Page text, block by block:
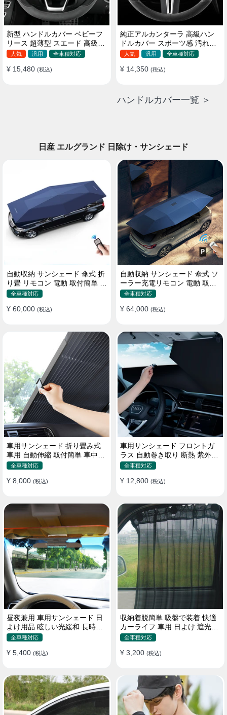
新型 ハンドルカバー ベビーフ
リース 超薄型 スエード 高級感
四季汎用 3色展開 38CM
人気 汎用 全車種対応
¥ 15,480 (税込)
純正アルカンターラ 高級ハン
ドルカバー スポーツ感 汚れ防
止 おしゃれ 全車種対応
人気 汎用 全車種対応
¥ 14,350 (税込)
ハンドルカバー一覧 ＞
日産 エルグランド 日除け・サンシェード
自動収納 サンシェード 傘式 折
り畳 リモコン 電動 取付簡単 汎
用 防風
全車種対応
¥ 60,000 (税込)
自動収納 サンシェード 傘式 ソ
ーラー充電リモコン 電動 取付
簡単 汎用
全車種対応
¥ 64,000 (税込)
車用サンシェード 折り畳み式
車用 自動伸縮 取付簡単 車中泊
紫外線UVカット 仮眠 断熱
全車種対応
¥ 8,000 (税込)
車用サンシェード フロントガ
ラス 自動巻き取り 断熱 紫外線
UVカット 取付収納便利
全車種対応
¥ 12,800 (税込)
昼夜兼用 車用サンシェード 日
よけ用品 眩しい光緩和 長時間
運転 特殊遮光素材
全車種対応
¥ 5,400 (税込)
収納着脱簡単 吸盤で装着 快適
カーライフ 車用 日よけ 遮光
UVカット 通気
全車種対応
¥ 3,200 (税込)